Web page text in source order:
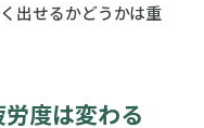
出せるかどうかは重
度は変わる